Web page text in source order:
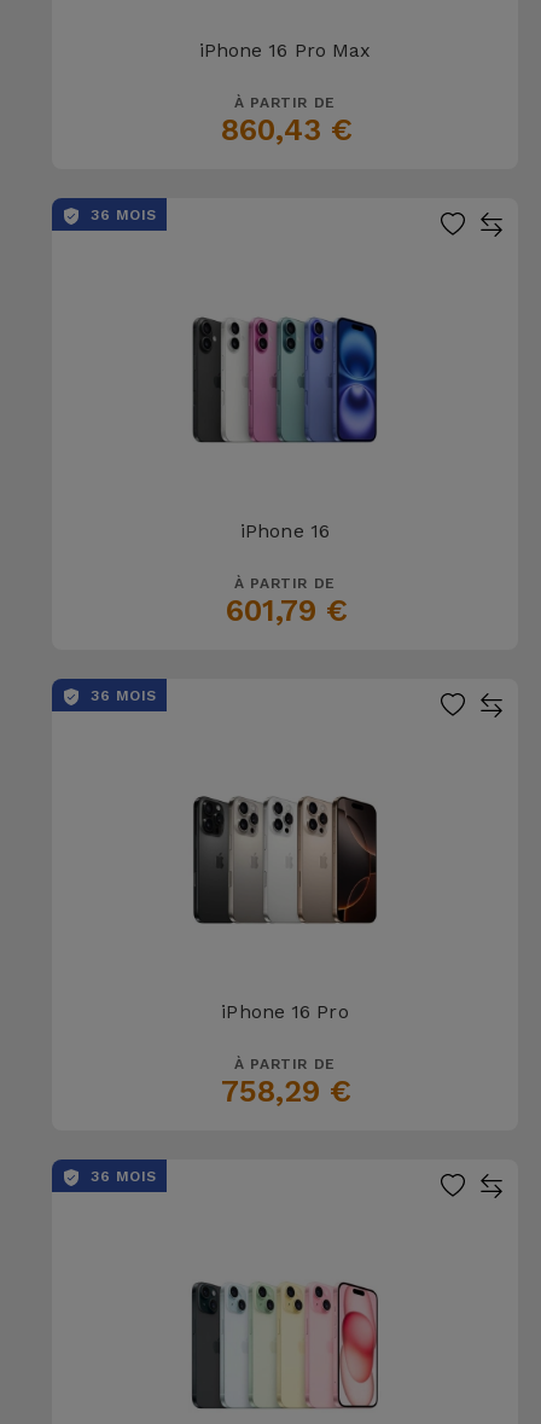
iPhone 16 Pro Max
À PARTIR DE
860,43 €
36 MOIS
iPhone 16
À PARTIR DE
601,79 €
36 MOIS
iPhone 16 Pro
À PARTIR DE
758,29 €
36 MOIS